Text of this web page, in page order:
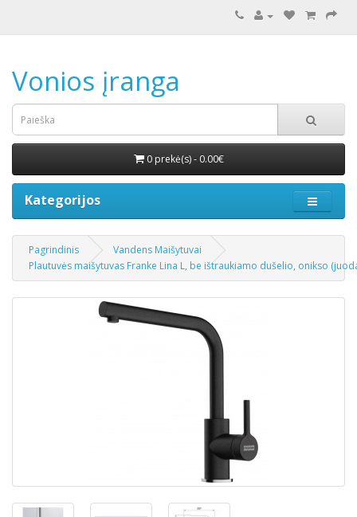
Vonios įranga
0 prekė(s) - 0.00€
Kategorijos
Pagrindinis
Vandens Maišytuvai
Plautuvės maišytuvas Franke Lina L, be ištraukiamo dušelio, onikso